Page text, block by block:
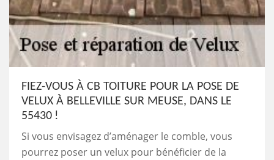
FIEZ-VOUS À CB TOITURE POUR LA POSE DE
VELUX À BELLEVILLE SUR MEUSE, DANS LE
55430 !
Si vous envisagez d’aménager le comble, vous
pourrez poser un velux pour bénéficier de la